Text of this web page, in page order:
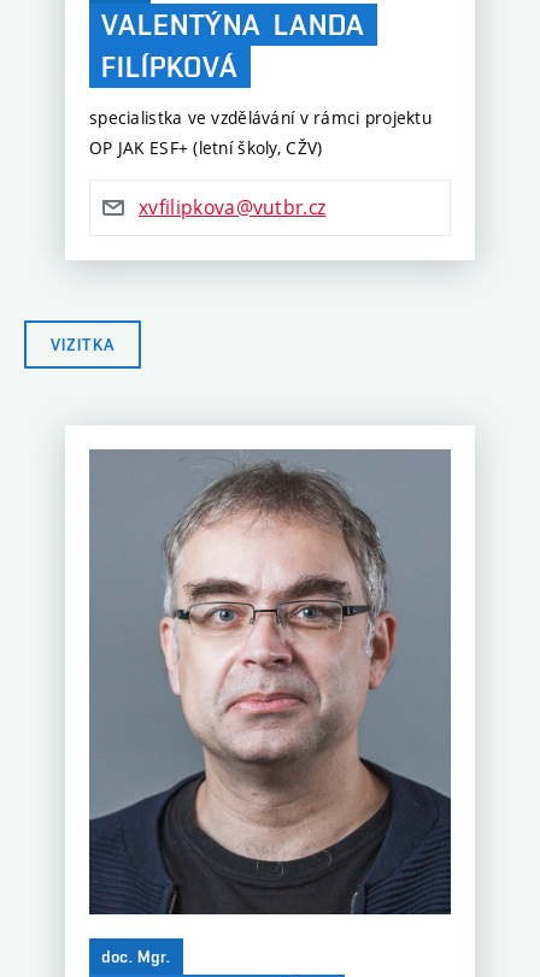
VALENTÝNA LANDA
FILÍPKOVÁ
specialistka ve vzdělávání v rámci projektu
OP JAK ESF+ (letní školy, CŽV)
xvfilipkova@vutbr.cz
VIZITKA
doc. Mgr.